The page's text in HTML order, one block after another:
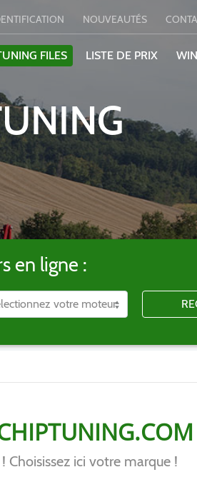
NOUVEAUTÉS
FILES LISTE DE PRIX
en ligne :
ici votre marque !